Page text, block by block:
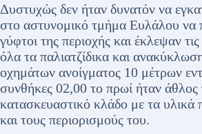
Δυστυχώς δεν ήταν δυνατόν να
στο αστυνομικό τμήμα Ευλάλου να
γύφτοι της περιοχής και έκλεψαν
όλα τα παλιατζίδικα και
οχημάτων ανοίγματος 10 μέτρων
συνθήκες 02,00 το πρωί ήταν
κατασκευαστικό κλάδο με τα υλικά
και τους περιορισμούς του.